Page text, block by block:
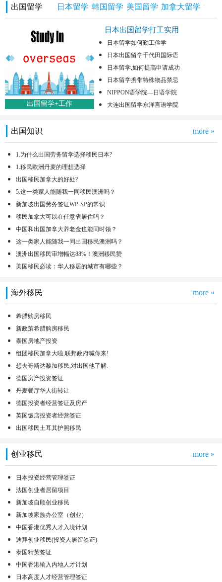
出国留学 日本留学 韩国留学 美国留学 加拿大留学 澳洲
出国留学+工作
日本出国留学打工实用
日本留学如何勤工俭学
日本出国留学千代田国际语
日本留学,如何提高申请成功
日本留学携带特殊物品禁忌
NIPPON语学院—日语学院
大连出国留学东洋言语学院
出国知识 more »
1.为什么出国劳务留学选择移民日本?
1.移民欧洲丹麦的理想选择
出国移民加拿大的好处?
5.这一类家人能随我一同移民澳洲吗？
新加坡出国劳务签证WP-SP的常识
移民加拿大可以在任意省居住吗？
中国和出国加拿大养老金也能同时领？
这一类家人能随我一同出国移民澳洲吗？
澳洲出国移民审增幅达88%！澳洲移民赞
美国移民必读：华人移居的城市有哪些？
海外移民 more »
希腊购房移民
新政策希腊购房移民
泰国房地产投资
组团移民加拿大啦,联邦政府喊你来!
想去哥斯达黎加移民,对出国他了解.
德国房产投资签证
丹麦餐厅华人街转让
德国投资者经营签证及房产
英国饭店投资者经营签证
出国移民土耳其护照移民
创业移民 more »
日本投资经营管理签证
法国创业者居留项目
新加坡自顾创业移民
新加坡家族办公室（创业）
中国香港优秀人才入境计划
迪拜创业移民(投资人居留签证)
泰国精英签证
中国香港输入内地人才计划
日本高度人才经营管理签证